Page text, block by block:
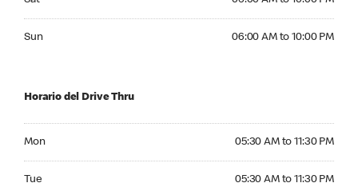
Sun 06:00 AM to 10:00 PM
Horario del Drive Thru
Mon 05:30 AM to 11:30 PM
Tue 05:30 AM to 11:30 PM